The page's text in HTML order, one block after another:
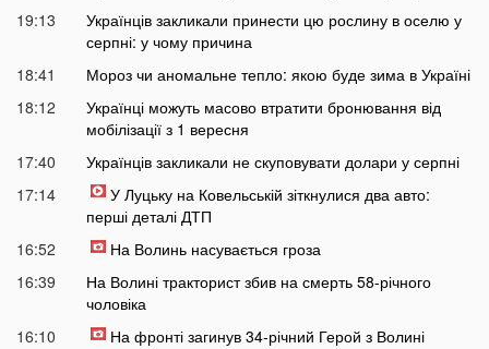
19:13
Українців закликали принести цю рослину в оселю у
серпні: у чому причина
18:41
Мороз чи аномальне тепло: якою буде зима в Україні
18:12
Українці можуть масово втратити бронювання від
мобілізації з 1 вересня
17:40
Українців закликали не скуповувати долари у серпні
17:14
У Луцьку на Ковельській зіткнулися два авто:
перші деталі ДТП
16:52
На Волинь насувається гроза
16:39
На Волині тракторист збив на смерть 58-річного
чоловіка
16:10
На фронті загинув 34-річний Герой з Волині